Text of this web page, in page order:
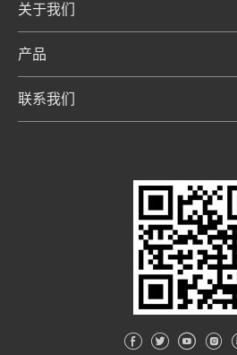
关于我们
产品
联系我们